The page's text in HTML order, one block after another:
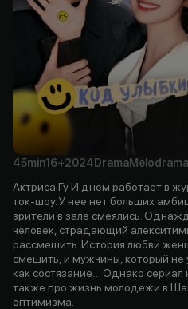
45min16+2024 DramaMelodrama
Актриса Гу И днем работает в
ток-шоу. У нее нет больших
зрители в зале смеялись.
человек, страдающий
рассмешить. История любви
смешить, и мужчины, который не
как состязание… Однако сериал
также про жизнь молодежи в
оптимизма.